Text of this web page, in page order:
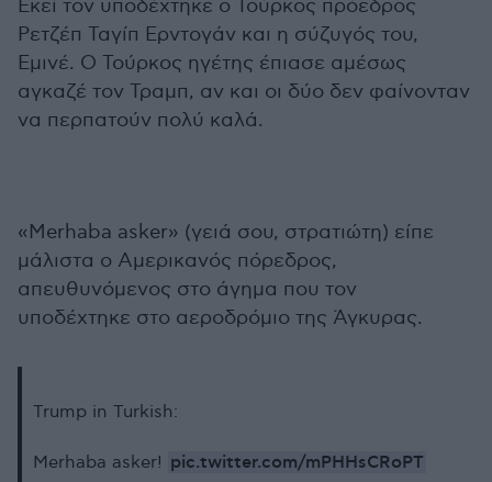
Εκεί τον υποδέχτηκε ο Τούρκος πρόεδρος
Ρετζέπ Ταγίπ Ερντογάν και η σύζυγός του,
Εμινέ. Ο Τούρκος ηγέτης έπιασε αμέσως
αγκαζέ τον Τραμπ, αν και οι δύο δεν φαίνονταν
να περπατούν πολύ καλά.
«Merhaba asker» (γειά σου, στρατιώτη) είπε
μάλιστα ο Αμερικανός πόρεδρος,
απευθυνόμενος στο άγημα που τον
υποδέχτηκε στο αεροδρόμιο της Άγκυρας.
Trump in Turkish:
Merhaba asker! pic.twitter.com/mPHHsCRoPT